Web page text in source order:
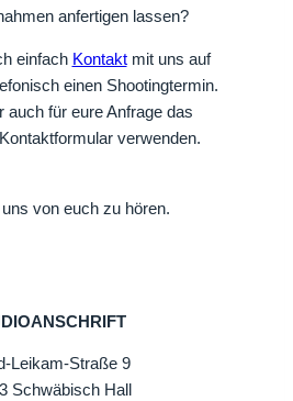
anfertigen lassen?
einfach Kontaktmit uns auf
einen Shootingtermin.
auch für eure Anfrage das
verwenden.
von euch zu hören.
Leikam-Straße 9
Schwäbisch Hall